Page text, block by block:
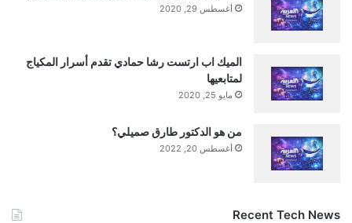
أغسطس 29, 2020
الميك اب ارتست رشا حمادي تقدم أسرار المكياج
لمتابعيها
مايو 25, 2020
من هو الدكتور طارق صميلي؟
أغسطس 20, 2022
Recent Tech News